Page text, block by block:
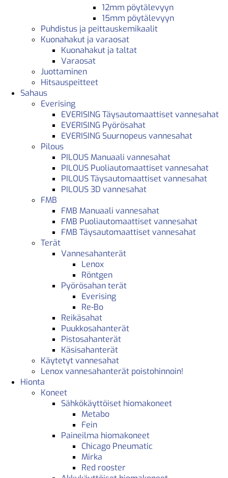
12mm pöytälevyyn
15mm pöytälevyyn
Puhdistus ja peittauskemikaalit
Kuonahakut ja varaosat
Kuonahakut ja taltat
Varaosat
Juottaminen
Hitsauspeitteet
Sahaus
Everising
EVERISING Täysautomaattiset vannesahat
EVERISING Pyörösahat
EVERISING Suurnopeus vannesahat
Pilous
PILOUS Manuaali vannesahat
PILOUS Puoliautomaattiset vannesahat
PILOUS Täysautomaattiset vannesahat
PILOUS 3D vannesahat
FMB
FMB Manuaali vannesahat
FMB Puoliautomaattiset vannesahat
FMB Täysautomaattiset vannesahat
Terät
Vannesahanterät
Lenox
Röntgen
Pyörösahan terät
Everising
Re-Bo
Reikäsahat
Puukkosahanterät
Pistosahanterät
Käsisahanterät
Käytetyt vannesahat
Lenox vannesahanterät poistohinnoin!
Hionta
Koneet
Sähkökäyttöiset hiomakoneet
Metabo
Fein
Paineilma hiomakoneet
Chicago Pneumatic
Mirka
Red rooster